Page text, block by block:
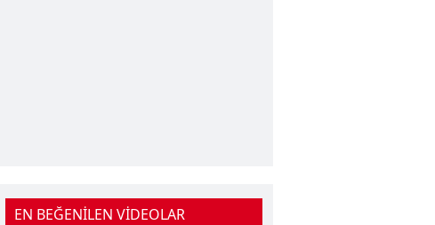
EN BEĞENİLEN VİDEOLAR